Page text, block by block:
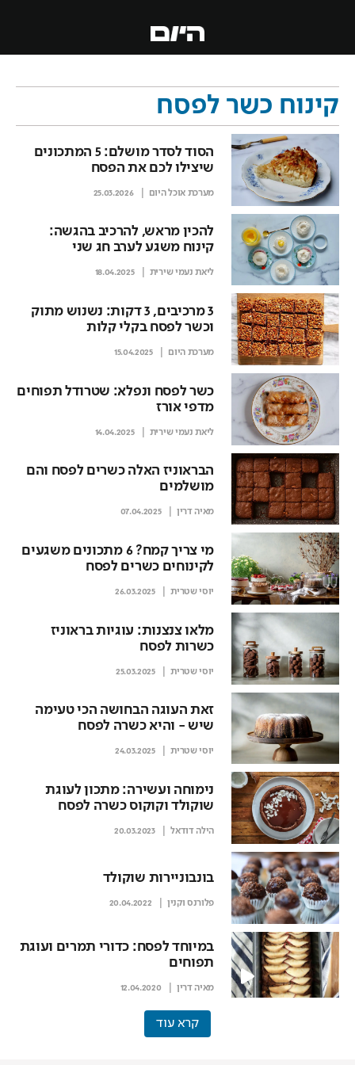
קינוח כשר לפסח
הסוד לסדר מושלם: 5 המתכונים
שיצילו לכם את הפסח
מערכת אוכל היום 25.03.2026
להכין מראש, להרכיב בהגשה:
קינוח משגע לערב חג שני
ליאת נעמי שירית 18.04.2025
3 מרכיבים, 3 דקות: נשנוש מתוק
וכשר לפסח בקלי קלות
מערכת היום 15.04.2025
כשר לפסח ונפלא: שטרודל תפוחים
מדפי אורז
ליאת נעמי שירית 14.04.2025
הבראוניז האלה כשרים לפסח והם
מושלמים
מאיה דרין 07.04.2025
מי צריך קמח? 6 מתכונים משגעים
לקינוחים כשרים לפסח
יוסי שטרית 26.03.2025
מלאו צנצנות: עוגיות בראוניז
כשרות לפסח
יוסי שטרית 25.03.2025
זאת העוגה הבחושה הכי טעימה
שיש - והיא כשרה לפסח
יוסי שטרית 24.03.2025
נימוחה ועשירה: מתכון לעוגת
שוקולד וקוקוס כשרה לפסח
הילה דודאל 20.03.2023
בונבוניירות שוקולד
פלורנס וקנין 20.04.2022
במיוחד לפסח: כדורי תמרים ועוגת
תפוחים
מאיה דרין 12.04.2020
קרא עוד